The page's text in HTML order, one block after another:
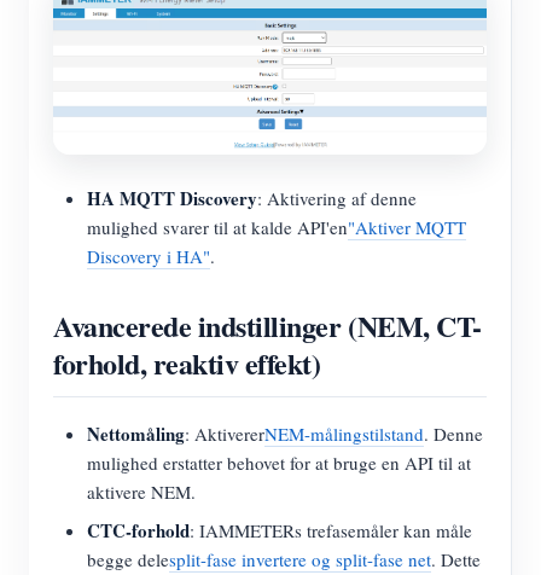
HA MQTT Discovery: Aktivering af denne
mulighed svarer til at kalde API'en"Aktiver MQTT
Discovery i HA".
Avancerede indstillinger (NEM, CT-
forhold, reaktiv effekt)
Nettomåling: AktivererNEM-målingstilstand. Denne
mulighed erstatter behovet for at bruge en API til at
aktivere NEM.
CTC-forhold: IAMMETERs trefasemåler kan måle
begge delesplit-fase invertere og split-fase net. Dette